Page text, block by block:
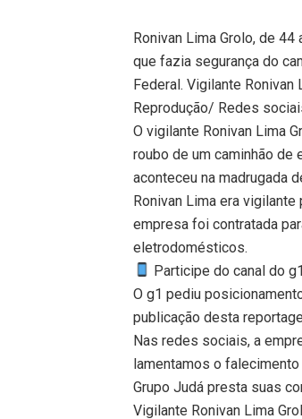
Ronivan Lima Grolo, de
que fazia segurança do
Federal. Vigilante Ronivan
Reprodução/ Redes
O vigilante Ronivan Lima
roubo de um caminhão de
aconteceu na madrugada
Ronivan Lima era vigilante
empresa foi contratada
eletrodomésticos.
Participe do canal do
O g1 pediu
publicação desta
Nas redes sociais, a
lamentamos o
Grupo Judá presta suas
Vigilante Ronivan Lima